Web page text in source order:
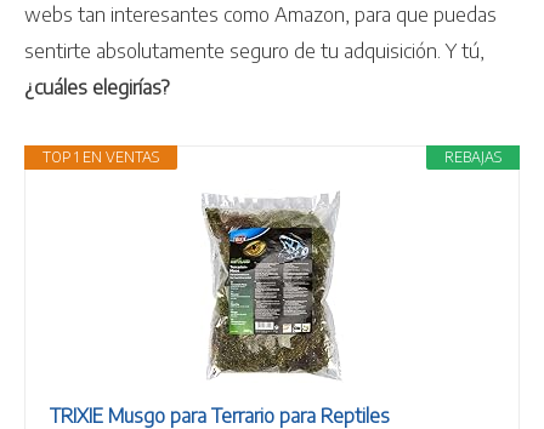
webs tan interesantes como Amazon, para que puedas
sentirte absolutamente seguro de tu adquisición. Y tú,
¿cuáles elegirías?
REBAJAS
TOP 1 EN VENTAS
TRIXIE Musgo para Terrario para Reptiles